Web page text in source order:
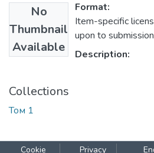
No
Thumbnail
Available
Format:
Item-specific
upon to submission
Description:
Collections
Том 1
Cookie Privacy